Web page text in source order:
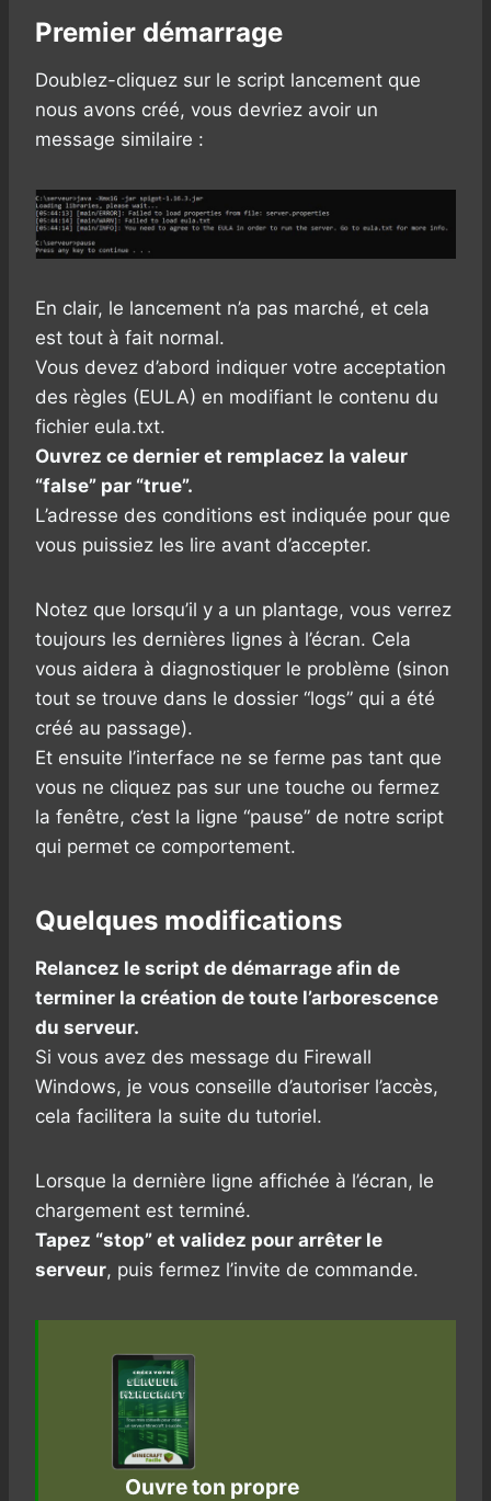
Premier démarrage
Doublez-cliquez sur le script lancement que
nous avons créé, vous devriez avoir un
message similaire :
En clair, le lancement n’a pas marché, et cela
est tout à fait normal.
Vous devez d’abord indiquer votre acceptation
des règles (EULA) en modifiant le contenu du
fichier eula.txt.
Ouvrez ce dernier et remplacez la valeur
“false” par “true”.
L’adresse des conditions est indiquée pour que
vous puissiez les lire avant d’accepter.
Notez que lorsqu’il y a un plantage, vous verrez
toujours les dernières lignes à l’écran. Cela
vous aidera à diagnostiquer le problème (sinon
tout se trouve dans le dossier “logs” qui a été
créé au passage).
Et ensuite l’interface ne se ferme pas tant que
vous ne cliquez pas sur une touche ou fermez
la fenêtre, c’est la ligne “pause” de notre script
qui permet ce comportement.
Quelques modifications
Relancez le script de démarrage afin de
terminer la création de toute l’arborescence
du serveur.
Si vous avez des message du Firewall
Windows, je vous conseille d’autoriser l’accès,
cela facilitera la suite du tutoriel.
Lorsque la dernière ligne affichée à l’écran, le
chargement est terminé.
Tapez “stop” et validez pour arrêter le
serveur, puis fermez l’invite de commande.
Ouvre ton propre